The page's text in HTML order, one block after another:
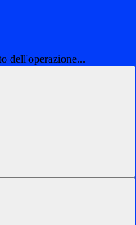
dell'operazione...